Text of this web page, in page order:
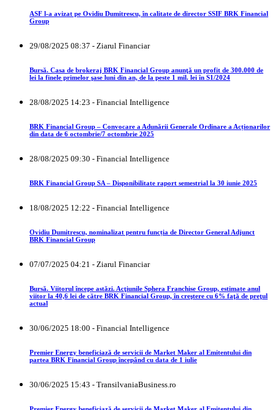
ASF l-a avizat pe Ovidiu Dumitrescu, în calitate de director SSIF BRK Financial
Group
29/08/2025 08:37 - Ziarul Financiar
Bursă. Casa de brokeraj BRK Financial Group anunţă un profit de 300.000 de
lei la finele primelor şase luni din an, de la peste 1 mil. lei în S1/2024
28/08/2025 14:23 - Financial Intelligence
BRK Financial Group – Convocare a Adunării Generale Ordinare a Acționarilor
din data de 6 octombrie/7 octombrie 2025
28/08/2025 09:30 - Financial Intelligence
BRK Financial Group SA – Disponibilitate raport semestrial la 30 iunie 2025
18/08/2025 12:22 - Financial Intelligence
Ovidiu Dumitrescu, nominalizat pentru funcția de Director General Adjunct
BRK Financial Group
07/07/2025 04:21 - Ziarul Financiar
Bursă. Viitorul începe astăzi. Acţiunile Sphera Franchise Group, estimate anul
viitor la 40,6 lei de către BRK Financial Group, în creştere cu 6% faţă de preţul
actual
30/06/2025 18:00 - Financial Intelligence
Premier Energy beneficiază de servicii de Market Maker al Emitentului din
partea BRK Financial Group începând cu data de 1 iulie
30/06/2025 15:43 - TransilvaniaBusiness.ro